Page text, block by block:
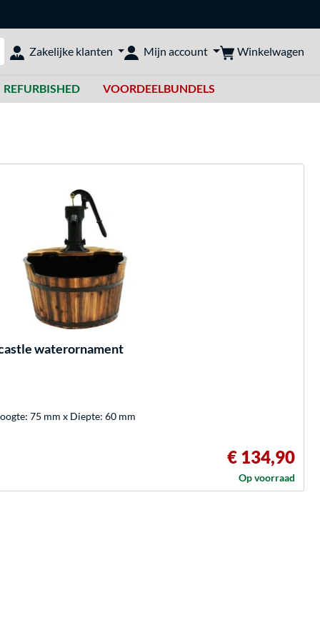
doorzoeken
Zakelijke klanten Mijn account Winkelwagen
REFURBISHED VOORDEELBUNDELS
waterornament
75 mm x Diepte: 60 mm
€ 134,90
Op voorraad